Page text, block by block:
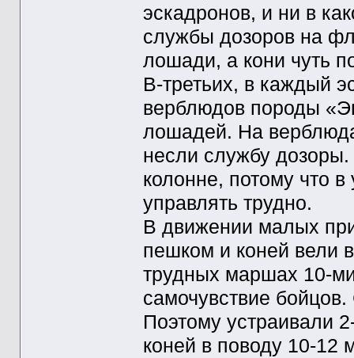
эскадронов, и ни в
службы дозоров на
лошади, а кони чуть
В-третьих, в каждый
верблюдов породы
лошадей. На
несли службу
колонне, потому что
управлять трудно.
В движении малых
пешком и коней вели
трудных маршах 10-
самочувствие
Поэтому устраивали
коней в поводу 10-12